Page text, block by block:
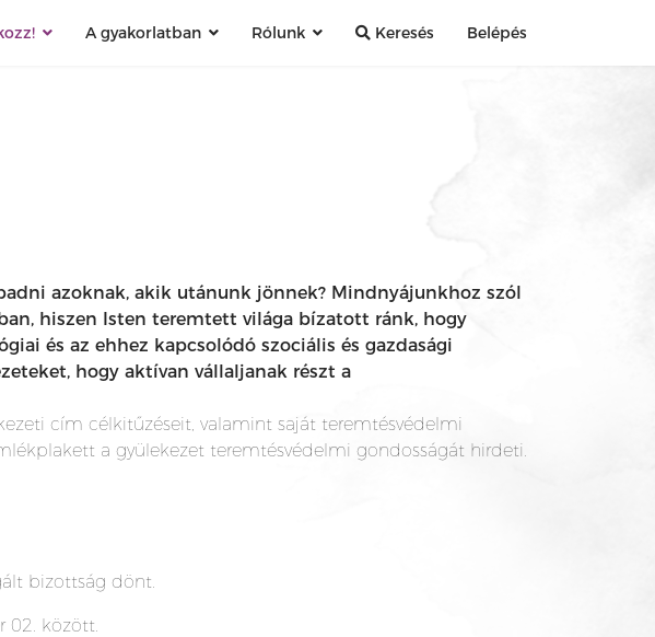
A gyakorlatban Rólunk Keresés Belépés
azoknak, akik utánunk jönnek? Mindnyájunkhoz szól
hiszen Isten teremtett világa bízatott ránk, hogy
és az ehhez kapcsolódó szociális és gazdasági
hogy aktívan vállaljanak részt a
cím célkitűzéseit, valamint saját teremtésvédelmi
a gyülekezet teremtésvédelmi gondosságát hirdeti.
bizottság dönt.
02. között.